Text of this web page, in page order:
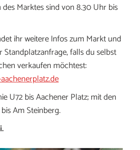
Marktes sind von 8.30 Uhr bis
ihr weitere Infos zum Markt und
Standplatzanfrage, falls du selbst
verkaufen möchtest:
U72 bis Aachener Platz; mit den
Am Steinberg.